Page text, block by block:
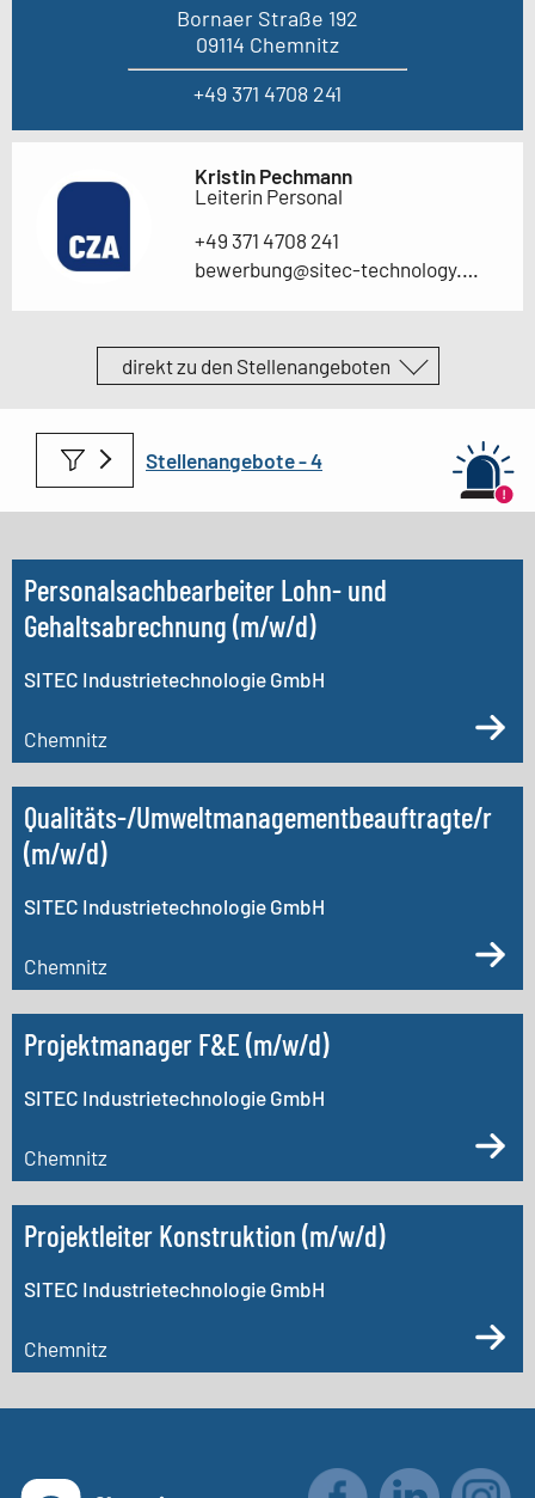
Bornaer Straße 192
09114 Chemnitz
+49 371 4708 241
Kristin Pechmann
Leiterin Personal
+49 371 4708 241
bewerbung@sitec-technology.com
direkt zu den Stellenangeboten
Stellenangebote -
Personalsachbearbeiter Lohn- und
Gehaltsabrechnung (m/w/d)
SITEC Industrietechnologie GmbH
Chemnitz
Qualitäts-/Umweltmanagementbeauftragte/r
(m/w/d)
SITEC Industrietechnologie GmbH
Chemnitz
Projektmanager F&E (m/w/d)
SITEC Industrietechnologie GmbH
Chemnitz
Projektleiter Konstruktion (m/w/d)
SITEC Industrietechnologie GmbH
Chemnitz